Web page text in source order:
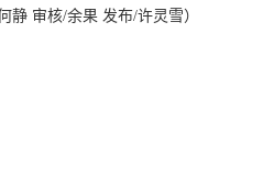
静 审核/余果 发布/许灵雪）